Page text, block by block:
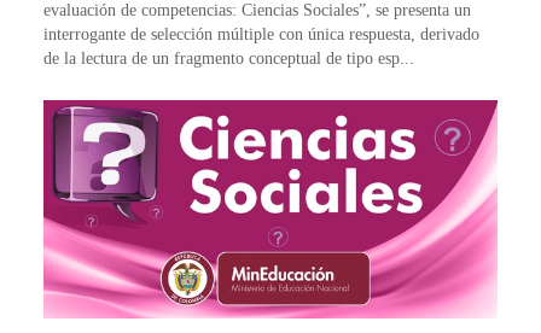
evaluación de competencias: Ciencias Sociales”, se presenta un
interrogante de selección múltiple con única respuesta, derivado
de la lectura de un fragmento conceptual de tipo esp...